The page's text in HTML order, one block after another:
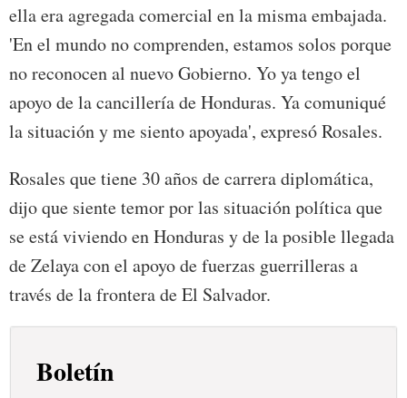
ella era agregada comercial en la misma embajada.
'En el mundo no comprenden, estamos solos porque
no reconocen al nuevo Gobierno. Yo ya tengo el
apoyo de la cancillería de Honduras. Ya comuniqué
la situación y me siento apoyada', expresó Rosales.
Rosales que tiene 30 años de carrera diplomática,
dijo que siente temor por las situación política que
se está viviendo en Honduras y de la posible llegada
de Zelaya con el apoyo de fuerzas guerrilleras a
través de la frontera de El Salvador.
Boletín